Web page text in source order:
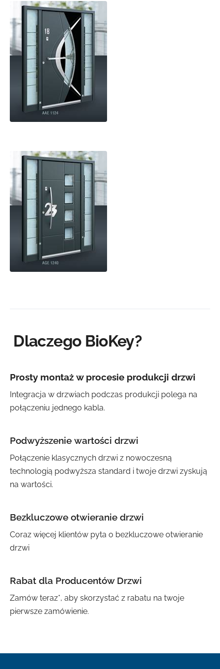
Dlaczego BioKey?
Prosty montaż w procesie produkcji drzwi
Integracja w drzwiach podczas produkcji polega na
połączeniu jednego kabla.
Podwyższenie wartości drzwi
Połączenie klasycznych drzwi z nowoczesną
technologią podwyższa standard i twoje drzwi zyskują
na wartości.
Bezkluczowe otwieranie drzwi
Coraz więcej klientów pyta o bezkluczowe otwieranie
drzwi
Rabat dla Producentów Drzwi
Zamów teraz*, aby skorzystać z rabatu na twoje
pierwsze zamówienie.